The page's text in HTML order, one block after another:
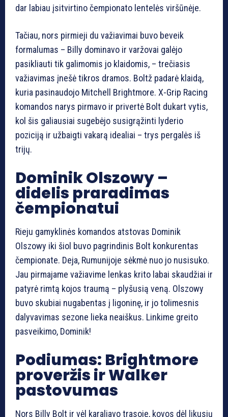
dar labiau įsitvirtino čempionato lentelės viršūnėje.
Tačiau, nors pirmieji du važiavimai buvo beveik
formalumas – Billy dominavo ir varžovai galėjo
pasikliauti tik galimomis jo klaidomis, – trečiasis
važiavimas įnešė tikros dramos. Boltž padarė klaidą,
kuria pasinaudojo Mitchell Brightmore. X-Grip Racing
komandos narys pirmavo ir privertė Bolt dukart vytis,
kol šis galiausiai sugebėjo susigrąžinti lyderio
poziciją ir užbaigti vakarą idealiai – trys pergalės iš
trijų.
Dominik Olszowy –
didelis praradimas
čempionatui
Rieju gamyklinės komandos atstovas Dominik
Olszowy iki šiol buvo pagrindinis Bolt konkurentas
čempionate. Deja, Rumunijoje sėkmė nuo jo nusisuko.
Jau pirmajame važiavime lenkas krito labai skaudžiai ir
patyrė rimtą kojos traumą – plyšusią veną. Olszowy
buvo skubiai nugabentas į ligoninę, ir jo tolimesnis
dalyvavimas sezone lieka neaiškus. Linkime greito
pasveikimo, Dominik!
Podiumas: Brightmore
proveržis ir Walker
pastovumas
Nors Billy Bolt ir vėl karaliavo trasoje, kovos dėl likusių